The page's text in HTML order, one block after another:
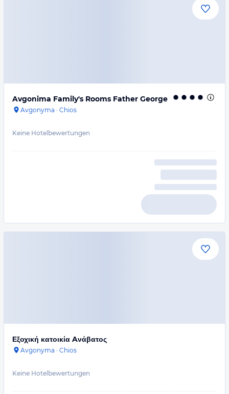
Avgonima Family's Rooms Father George
Avgonyma · Chios
Keine Hotelbewertungen
Εξοχική κατοικία Aνάβατος
Avgonyma · Chios
Keine Hotelbewertungen